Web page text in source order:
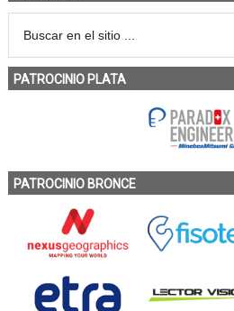
PATROCINIO PLATA
PATROCINIO BRONCE